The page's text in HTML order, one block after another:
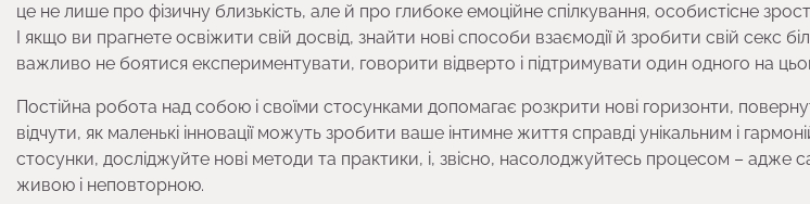
це не лише про фізичну близькість, але й про глибоке емоційне спілкування, особистісне
І якщо ви прагнете освіжити свій досвід, знайти нові способи взаємодії й зробити свій секс
важливо не боятися експериментувати, говорити відверто і підтримувати один одного на
Постійна робота над собою і своїми стосунками допомагає розкрити нові горизонти,
відчути, як маленькі інновації можуть зробити ваше інтимне життя справді унікальним і
стосунки, досліджуйте нові методи та практики, і, звісно, насолоджуйтесь процесом – адже
живою і неповторною.